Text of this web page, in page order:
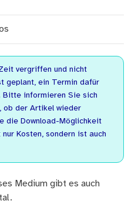
vergriffen und nicht
geplant, ein Termin dafür
Bitte informieren Sie sich
ob der Artikel wieder
die Download-Möglichkeit
Kosten, sondern ist auch
Medium gibt es auch